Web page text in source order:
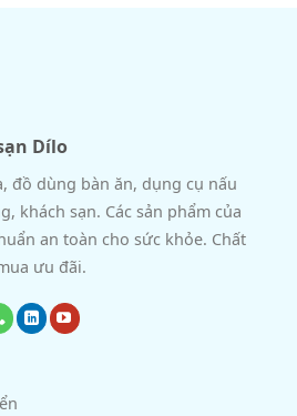
Dílo
đồ dùng bàn ăn, dụng cụ nấu
khách sạn. Các sản phẩm của
an toàn cho sức khỏe. Chất
ưu đãi.